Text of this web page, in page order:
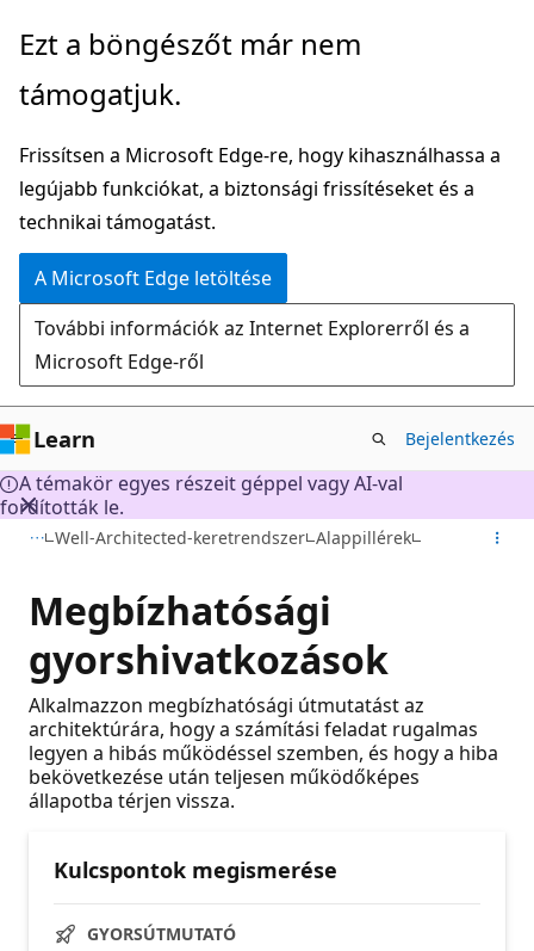
Ugrás
fő
Ezt a böngészőt már nem
támogatjuk.
Frissítsen a Microsoft Edge-re, hogy kihasználhassa a
legújabb funkciókat, a biztonsági frissítéseket és a
technikai támogatást.
A Microsoft Edge letöltése
További információk az Internet Explorerről és a
Microsoft Edge-ről
Learn Bejelentkezés
A témakör egyes részeit géppel vagy AI-val
fordították le.
Well-Architected-keretrendszer Alappillérek
Megbízhatósági
gyorshivatkozások
Alkalmazzon megbízhatósági útmutatást az
architektúrára, hogy a számítási feladat rugalmas
legyen a hibás működéssel szemben, és hogy a hiba
bekövetkezése után teljesen működőképes
állapotba térjen vissza.
Kulcspontok megismerése
GYORSÚTMUTATÓ